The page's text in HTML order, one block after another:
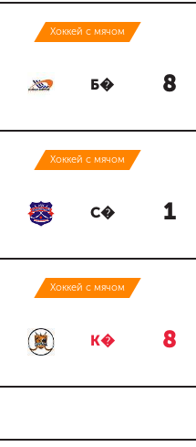
Хоккей с мячом
Б� 8
Хоккей с мячом
С� 1
Хоккей с мячом
К� 8